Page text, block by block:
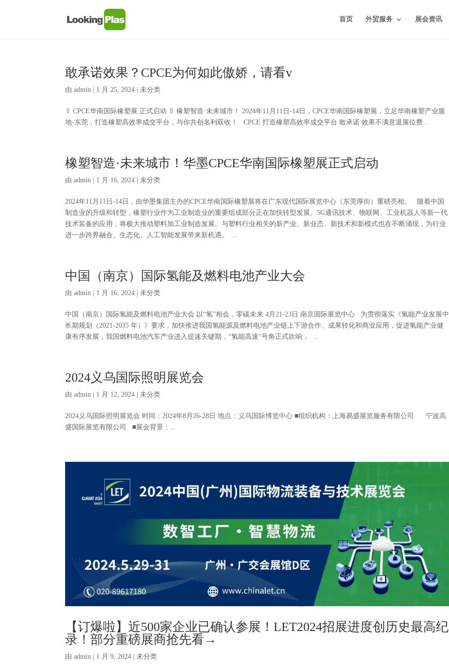
首页 外贸服务 展会资讯
敢承诺效果？CPCE为何如此傲娇，请看v
由admin 1 月 25, 2024 | 未分类
⇧ CPCE华南国际橡塑展 正式启动 ⇧ 橡塑智造·未来城市！ 2024年11月11日-14日，CPCE华南国际橡塑展，立足华南橡塑产业腹
地-东莞，打造橡塑高效率成交平台，与你共创名利双收！ CPCE 打造橡塑高效率成交平台 敢承诺 效果不满意退展位费...
橡塑智造·未来城市！华墨CPCE华南国际橡塑展正式启动
由admin 1 月 16, 2024 | 未分类
2024年11月11日-14日，由华墨集团主办的CPCE华南国际橡塑展将在广东现代国际展览中心（东莞厚街）重磅亮相。 随着中国
制造业的升级和转型，橡塑行业作为工业制造业的重要组成部分正在加快转型发展。5G通讯技术、物联网、工业机器人等新一代
技术装备的应用，将极大推动塑料加工业制造发展。与塑料行业相关的新产业、新业态、新技术和新模式也在不断涌现，为行业
进一步跨界融合、生态化、人工智能发展带来新机遇。 ...
中国（南京）国际氢能及燃料电池产业大会
由admin 1 月 16, 2024 | 未分类
中国（南京）国际氢能及燃料电池产业大会 以“氢”相会，零碳未来 4月21-23日 南京国际展览中心 为贯彻落实《氢能产业发展中
长期规划（2021-2035 年）》要求，加快推进我国氢能源及燃料电池产业链上下游合作、成果转化和商业应用，促进氢能产业健
康有序发展，我国燃料电池汽车产业进入提速关键期，“氢能高速”号角正式吹响， ...
2024义乌国际照明展览会
由admin 1 月 12, 2024 | 未分类
2024义乌国际照明展览会 时间：2024年8月26-28日 地点：义乌国际博览中心 ■组织机构：上海易盛展览服务有限公司 宁波高
盛国际展览有限公司 ■展会背景：...
【订爆啦】近500家企业已确认参展！LET2024招展进度创历史最高纪
录！部分重磅展商抢先看→
由admin 1 月 9, 2024 | 未分类